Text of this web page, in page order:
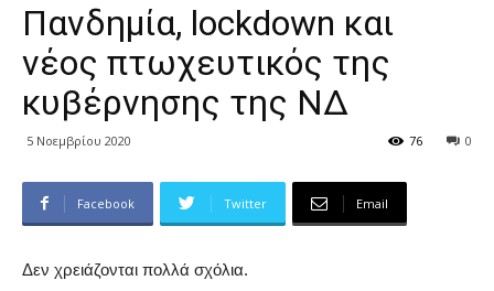
Πανδημία, lockdown και
νέος πτωχευτικός της
κυβέρνησης της ΝΔ
5 Νοεμβρίου 2020 0
76
Facebook Twitter Email
Δεν χρειάζονται πολλά σχόλια.